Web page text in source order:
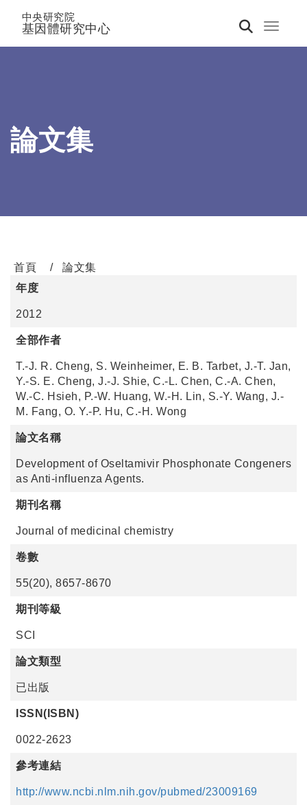
Toggle
中央研究院
基因體研究中心
論文集
首頁
論文集
年度
2012
全部作者
T.-J. R. Cheng, S. Weinheimer, E. B. Tarbet, J.-T. Jan,
Y.-S. E. Cheng, J.-J. Shie, C.-L. Chen, C.-A. Chen,
W.-C. Hsieh, P.-W. Huang, W.-H. Lin, S.-Y. Wang, J.-
M. Fang, O. Y.-P. Hu, C.-H. Wong
論文名稱
Development of Oseltamivir Phosphonate Congeners
as Anti-influenza Agents.
期刊名稱
Journal of medicinal chemistry
卷數
55(20), 8657-8670
期刊等級
SCI
論文類型
已出版
ISSN(ISBN)
0022-2623
參考連結
http://www.ncbi.nlm.nih.gov/pubmed/23009169